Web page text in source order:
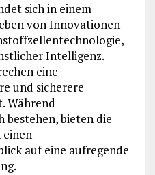
sich in einem
von Innovationen
Intelligenz.
eine
und sicherere
Während
bestehen, bieten die
auf eine aufregende